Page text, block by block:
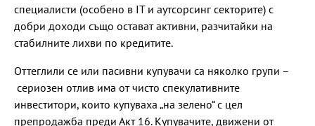
специалисти (особено в IT и аутсорсинг секторите) с
добри доходи също остават активни, разчитайки на
стабилните лихви по кредитите.
Оттеглили се или пасивни купувачи са няколко групи –
сериозен отлив има от чисто спекулативните
инвеститори, които купуваха „на зелено“ с цел
препродажба преди Акт 16. Купувачите, движени от